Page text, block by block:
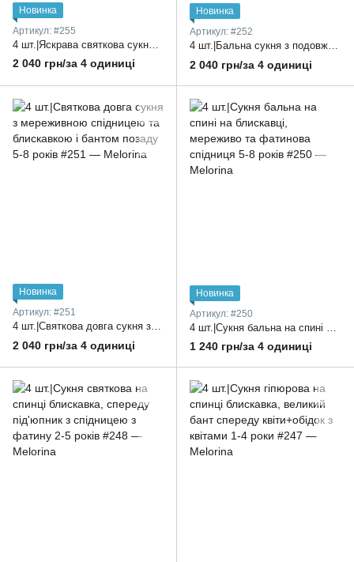
Новинка
Артикул: #255
2 040 грн/за 4 одиниці
Новинка
Артикул: #252
2 040 грн/за 4 одиниці
Новинка
Артикул: #251
4 шт.|Святкова довга сукня з мереживною спідницею та блискавкою і бантом позаду 5-8 років
2 040 грн/за 4 одиниці
Новинка
Артикул: #250
1 240 грн/за 4 одиниці